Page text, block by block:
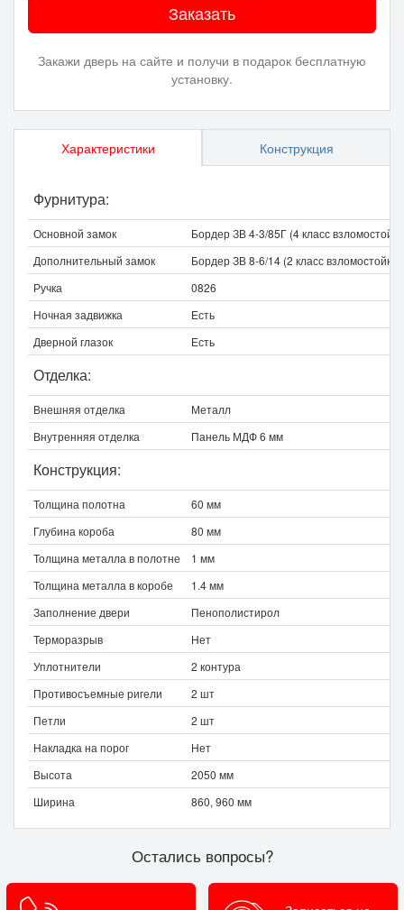
Заказать
Закажи дверь на сайте и получи в подарок бесплатную
установку.
Характеристики Конструкция
Фурнитура:
Основной замок
Бордер ЗВ 4-3/85Г (4 класс
Дополнительный замок
Бордер ЗВ 8-6/14 (2 класс
Ручка
0826
Ночная задвижка
Есть
Дверной глазок
Есть
Отделка:
Внешняя отделка
Металл
Внутренняя отделка
Панель МДФ 6 мм
Конструкция:
Толщина полотна
60 мм
Глубина короба
80 мм
Толщина металла в полотне
1 мм
Толщина металла в коробе
1.4 мм
Заполнение двери
Пенополистирол
Терморазрыв
Нет
Уплотнители
2 контура
Противосъемные ригели
2 шт
Петли
2 шт
Накладка на порог
Нет
Высота
2050 мм
Ширина
860, 960 мм
Остались вопросы?